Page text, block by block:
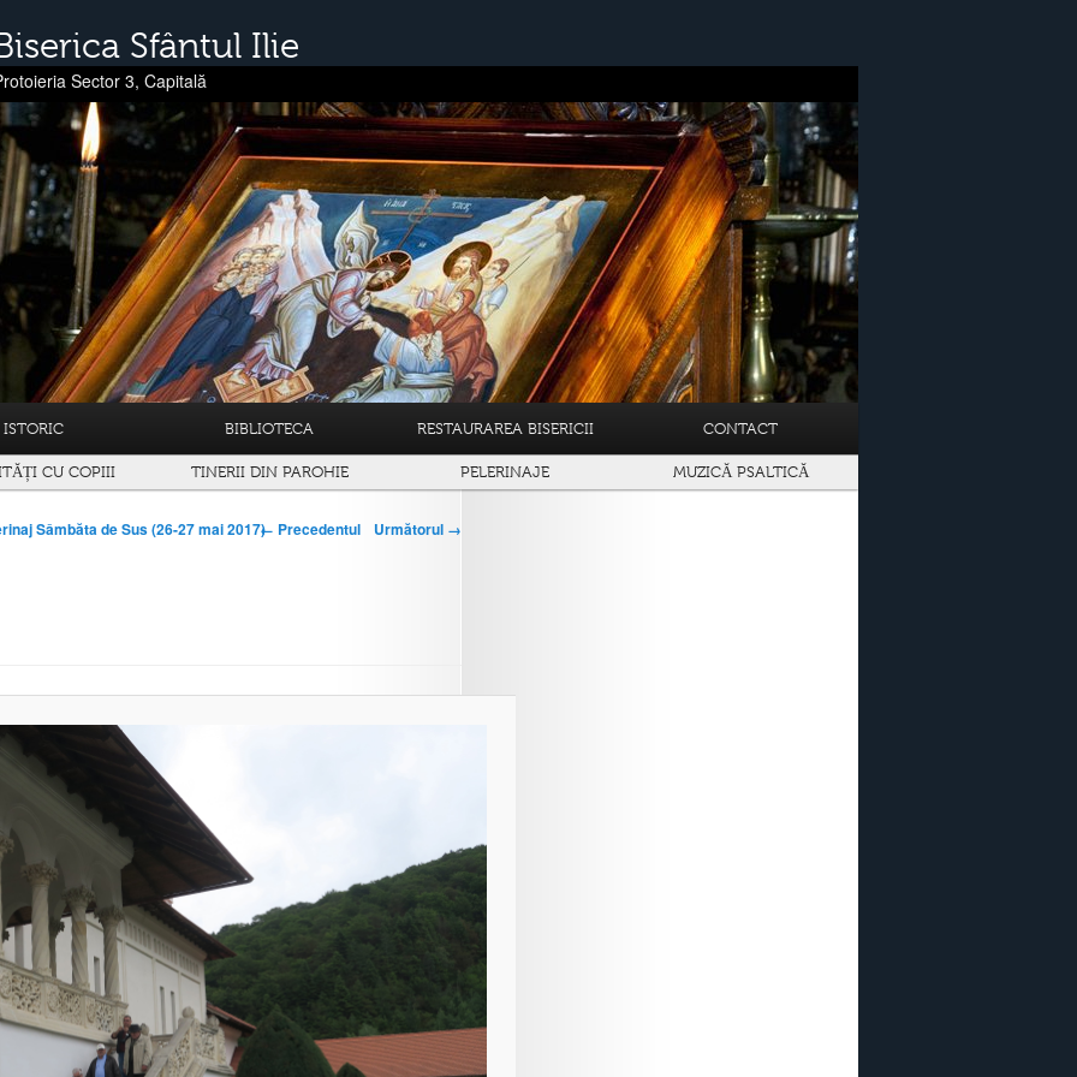
Sfântul Ilie
Sector 3, Capitală
ISTORIC BIBLIOTECA RESTAURAREA BISERICII CONTACT
CU COPIII TINERII DIN PAROHIE PELERINAJE MUZICĂ PSALTICĂ
← Precedentul Următorul →
Sâmbăta de Sus (26-27 mai 2017)